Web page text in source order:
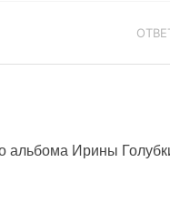
альбома Ирины